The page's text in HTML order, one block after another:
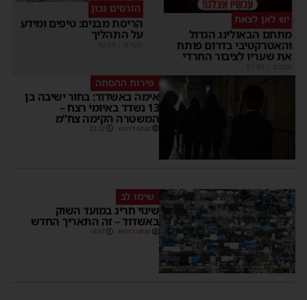
יש לאן לצאת
מתחם הבאולינג הגדול
והאטרקטיבי בדרום פותח
את שעריו לציבור החרדי
מקודם
הורסים נכון
הריסת מבנים: טיפים ומידע
על התהליך
מקודם
פירות ההסתה
אימה באשדוד: בחור ישיבה בן
13 נשדד באיומי רצח –
המשטרה הקימה צח”מ
מנחם דויטש 22:32
שימו לב
שינוי חריג במועד השוק
באשדוד – זה התאריך החדש
מנחם דויטש 16:07